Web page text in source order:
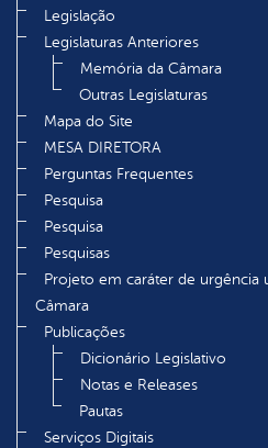
Legislação
Legislaturas Anteriores
Memória da Câmara
Outras Legislaturas
Mapa do Site
MESA DIRETORA
Perguntas Frequentes
Pesquisa
Pesquisa
Pesquisas
Projeto em caráter de urgência
Câmara
Publicações
Dicionário Legislativo
Notas e Releases
Pautas
Serviços Digitais